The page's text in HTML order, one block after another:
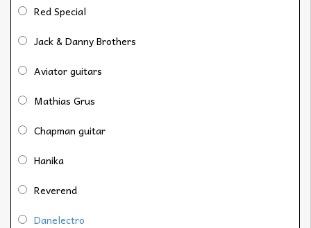
Red Special
Jack & Danny Brothers
Aviator guitars
Mathias Grus
Chapman guitar
Hanika
Reverend
Danelectro